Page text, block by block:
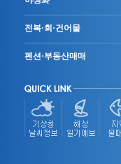
전복·회·건어물
펜션·부동산매매